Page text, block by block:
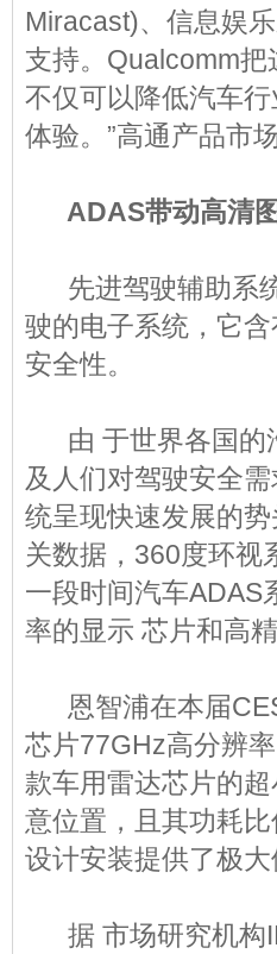
Miracast)、信息娱
支持。Qualcomm
不仅可以降低汽车
体验。”高通产品市
ADAS带动高清
先进驾驶辅助系
驶的电子系统，它
安全性。
由 于世界各国的
及人们对驾驶安全
统呈现快速发展的
关数据，360度环视
一段时间汽车ADAS
率的显示 芯片和高
恩智浦在本届
芯片77GHz高分辨
款车用雷达芯片的
意位置，且其功耗
设计安装提供了极大
据 市场研究机构